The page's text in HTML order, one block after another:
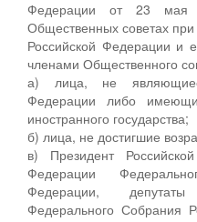
Федерации от 23
Общественных советах
Российской Федерации и
членами Общественного
а) лица, не
Федерации либо
иностранного государства;
б) лица, не достигшие
в) Президент
Федерации
Федерации,
Федерального Собрания